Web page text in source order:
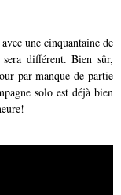
une cinquantaine de
différent. Bien sûr,
par manque de partie
solo est déjà bien